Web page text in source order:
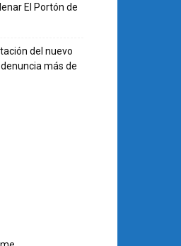
El Portón de
del nuevo
más de